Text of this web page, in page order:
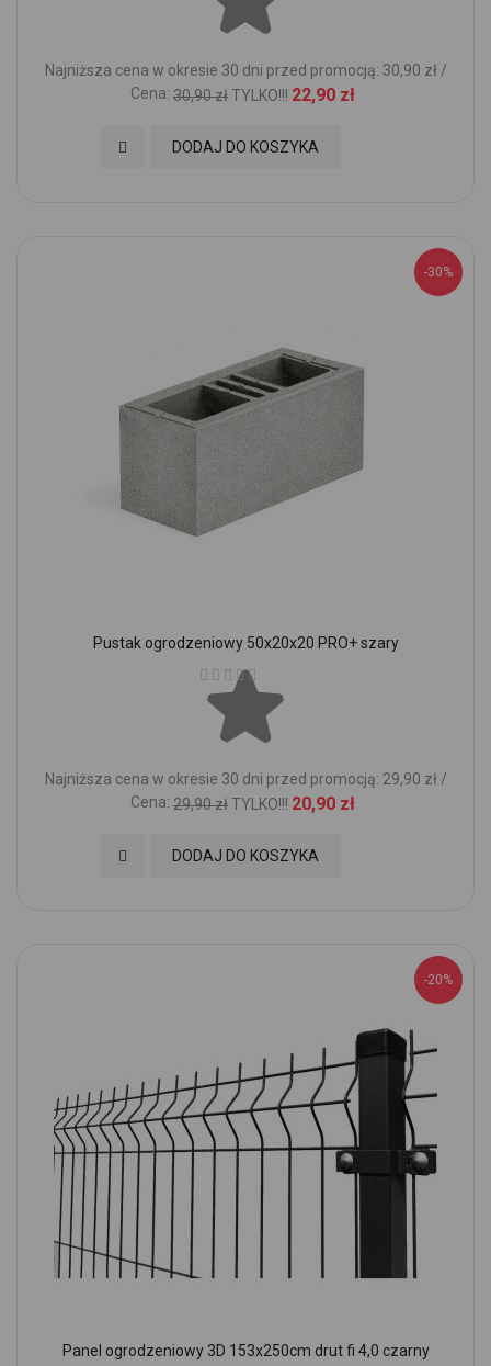
Najniższa cena w okresie 30 dni przed promocją: 30,90 zł /
Cena: 30,90 złTYLKO!!! 22,90 zł
DODAJ DO KOSZYKA
Dodaj do Ulubionych
-30%
Pustak ogrodzeniowy 50x20x20 PRO+ szary
Ocena:
Najniższa cena w okresie 30 dni przed promocją: 29,90 zł /
Cena: 29,90 złTYLKO!!! 20,90 zł
DODAJ DO KOSZYKA
Dodaj do Ulubionych
-20%
Panel ogrodzeniowy 3D 153x250cm drut fi 4,0 czarny